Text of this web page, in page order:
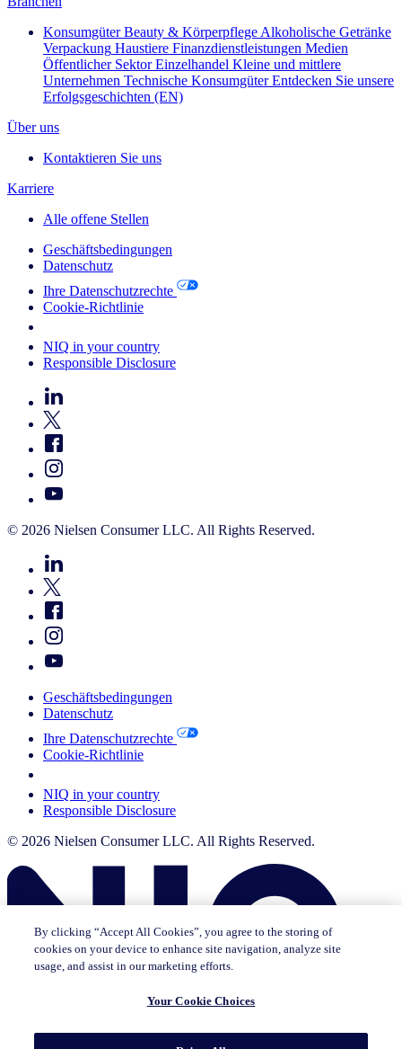
Konsumgüter Beauty & Körperpflege Alkoholische Getränke
Verpackung Haustiere Finanzdienstleistungen Medien
Öffentlicher Sektor Einzelhandel Kleine und mittlere
Unternehmen Technische Konsumgüter Entdecken Sie unsere
Erfolgsgeschichten (EN)
Über uns
Kontaktieren Sie uns
Karriere
Alle offene Stellen
Geschäftsbedingungen
Datenschutz
Ihre Datenschutzrechte
Cookie-Richtlinie
NIQ in your country
Responsible Disclosure
© 2026 Nielsen Consumer LLC. All Rights Reserved.
Geschäftsbedingungen
Datenschutz
Ihre Datenschutzrechte
Cookie-Richtlinie
NIQ in your country
Responsible Disclosure
© 2026 Nielsen Consumer LLC. All Rights Reserved.
Diese Seite existiert nicht auf [x]. Bleiben Sie auf der Seite, auf der
By clicking “Accept All Cookies”, you agree to the storing of
cookies on your device to enhance site navigation, analyze site
usage, and assist in our marketing efforts.
Your Cookie Choices